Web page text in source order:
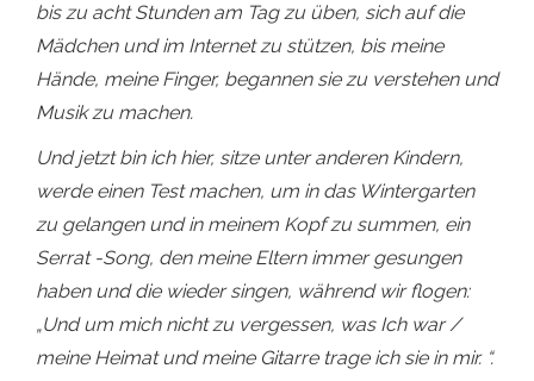
bis zu acht Stunden am Tag zu üben, sich auf die
Mädchen und im Internet zu stützen, bis meine
Hände, meine Finger, begannen sie zu verstehen und
Musik zu machen.
Und jetzt bin ich hier, sitze unter anderen Kindern,
werde einen Test machen, um in das Wintergarten
zu gelangen und in meinem Kopf zu summen, ein
Serrat -Song, den meine Eltern immer gesungen
haben und die wieder singen, während wir flogen:
„Und um mich nicht zu vergessen, was Ich war /
meine Heimat und meine Gitarre trage ich sie in mir. “.